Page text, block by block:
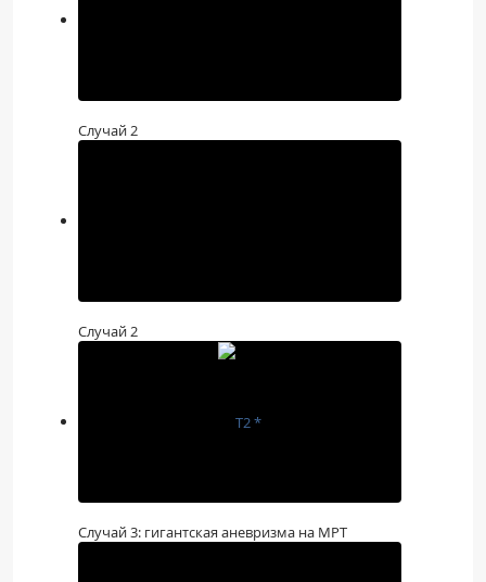
Случай 2
Случай 2
Случай 3: гигантская аневризма на МРТ